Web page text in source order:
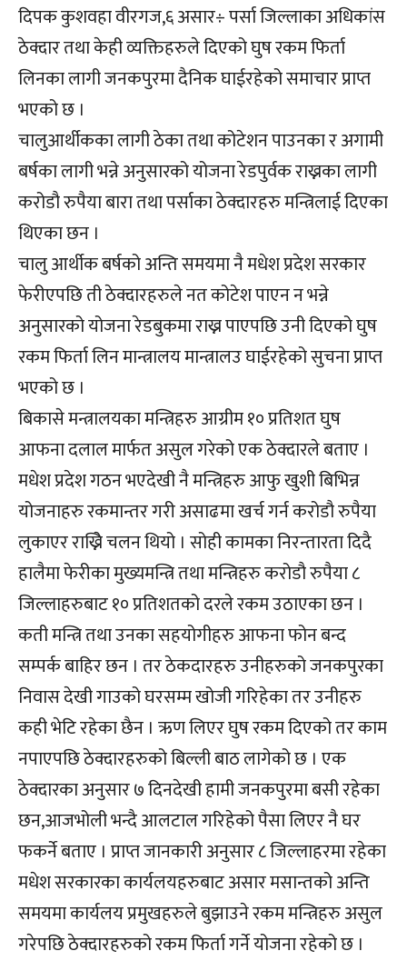
दिपक कुशवहा वीरगज,६ असार÷ पर्सा जिल्लाका अधिकांस
ठेक्दार तथा केही व्यक्तिहरुले दिएको घुष रकम फिर्ता
लिनका लागी जनकपुरमा दैनिक घाईरहेको समाचार प्राप्त
भएको छ ।
चालुआर्थीकका लागी ठेका तथा कोटेशन पाउनका र अगामी
बर्षका लागी भन्ने अनुसारको योजना रेडपुर्वक राख्नका लागी
करोडौ रुपैया बारा तथा पर्साका ठेक्दारहरु मन्त्रिलाई दिएका
थिएका छन ।
चालु आर्थीक बर्षको अन्ति समयमा नै मधेश प्रदेश सरकार
फेरीएपछि ती ठेक्दारहरुले नत कोटेश पाएन न भन्ने
अनुसारको योजना रेडबुकमा राख्न पाएपछि उनी दिएको घुष
रकम फिर्ता लिन मान्त्रालय मान्त्रालउ घाईरहेको सुचना प्राप्त
भएको छ ।
बिकासे मन्त्रालयका मन्त्रिहरु आग्रीम १० प्रतिशत घुष
आफना दलाल मार्फत असुल गरेको एक ठेक्दारले बताए ।
मधेश प्रदेश गठन भएदेखी नै मन्त्रिहरु आफु खुशी बिभिन्न
योजनाहरु रकमान्तर गरी असाढमा खर्च गर्न करोडौ रुपैया
लुकाएर राख्निे चलन थियो । सोही कामका निरन्तारता दिदै
हालैमा फेरीका मुख्यमन्त्रि तथा मन्त्रिहरु करोडौ रुपैया ८
जिल्लाहरुबाट १० प्रतिशतको दरले रकम उठाएका छन ।
कती मन्त्रि तथा उनका सहयोगीहरु आफना फोन बन्द
सम्पर्क बाहिर छन । तर ठेकदारहरु उनीहरुको जनकपुरका
निवास देखी गाउको घरसम्म खोजी गरिहेका तर उनीहरु
कही भेटि रहेका छैन । ऋण लिएर घुष रकम दिएको तर काम
नपाएपछि ठेक्दारहरुको बिल्ली बाठ लागेको छ । एक
ठेक्दारका अनुसार ७ दिनदेखी हामी जनकपुरमा बसी रहेका
छन,आजभोली भन्दै आलटाल गरिहेको पैसा लिएर नै घर
फकर्ने बताए । प्राप्त जानकारी अनुसार ८ जिल्लाहरमा रहेका
मधेश सरकारका कार्यलयहरुबाट असार मसान्तको अन्ति
समयमा कार्यलय प्रमुखहरुले बुझाउने रकम मन्त्रिहरु असुल
गरेपछि ठेक्दारहरुको रकम फिर्ता गर्ने योजना रहेको छ ।